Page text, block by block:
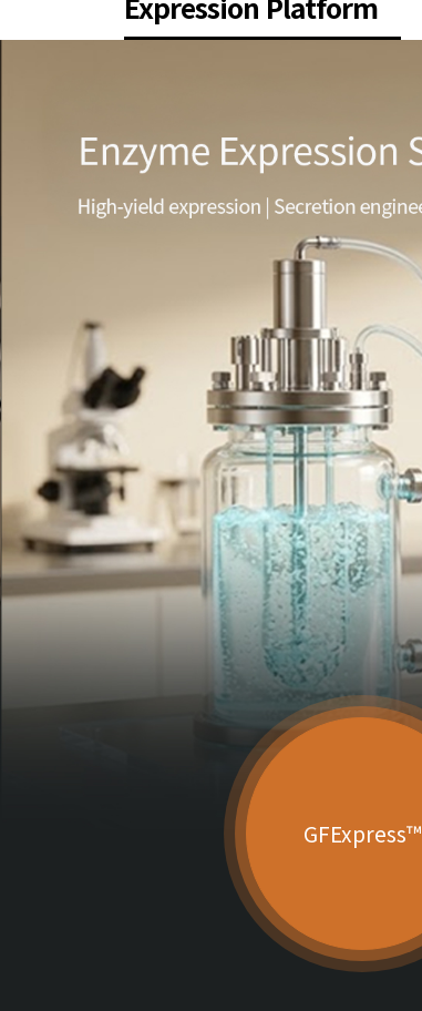
GFExpress™